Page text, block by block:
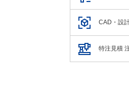
CAD・設
特注見積